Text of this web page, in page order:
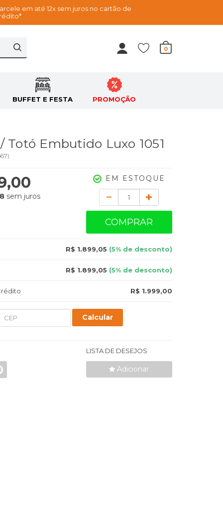
em até 12x sem juros no cartão de
0
BUFFET E FESTA PROMOÇÃO
Totó Embutido Luxo 1051
)
sem juros
EM ESTOQUE
COMPRAR
R$ 1.899,05 (5% de desconto)
R$ 1.899,05 (5% de desconto)
R$ 1.999,00
Calcular
LISTA DE DESEJOS
Adicionar